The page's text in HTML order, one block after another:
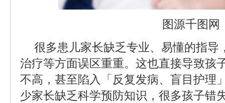
图源千图网
很多患儿家长缺乏专业、易懂的指导
治疗等方面误区重重。这也直接导致孩
不高，甚至陷入「反复发病、盲目护理
少家长缺乏科学预防知识，很多孩子错